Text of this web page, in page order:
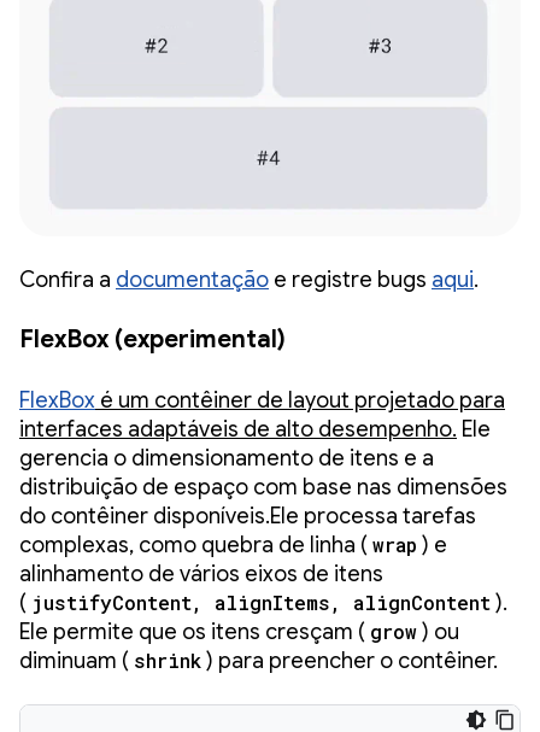
Confira a documentação e registre bugs aqui.
FlexBox (experimental)
FlexBox é um contêiner de layout projetado para
interfaces adaptáveis de alto desempenho. Ele
gerencia o dimensionamento de itens e a
distribuição de espaço com base nas dimensões
do contêiner disponíveis.Ele processa tarefas
complexas, como quebra de linha ( wrap ) e
alinhamento de vários eixos de itens
( justifyContent, alignItems, alignContent).
Ele permite que os itens cresçam ( grow) ou
diminuam ( shrink) para preencher o contêiner.